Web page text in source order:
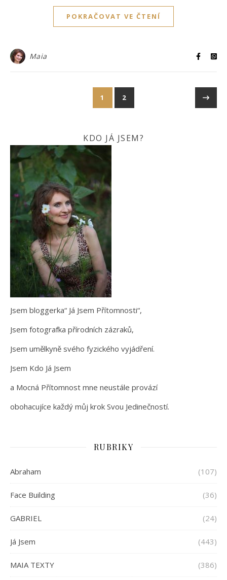
POKRAČOVAT VE ČTENÍ
Maia
1 2
KDO JÁ JSEM?
Jsem bloggerka“ Já Jsem Přítomnosti“,
Jsem fotografka přírodních zázraků,
Jsem umělkyně svého fyzického vyjádření.
Jsem Kdo Já Jsem
a Mocná Přítomnost mne neustále provází
obohacujíce každý můj krok Svou Jedinečností.
RUBRIKY
Abraham (107)
Face Building (36)
GABRIEL (24)
Já Jsem (443)
MAIA TEXTY (386)